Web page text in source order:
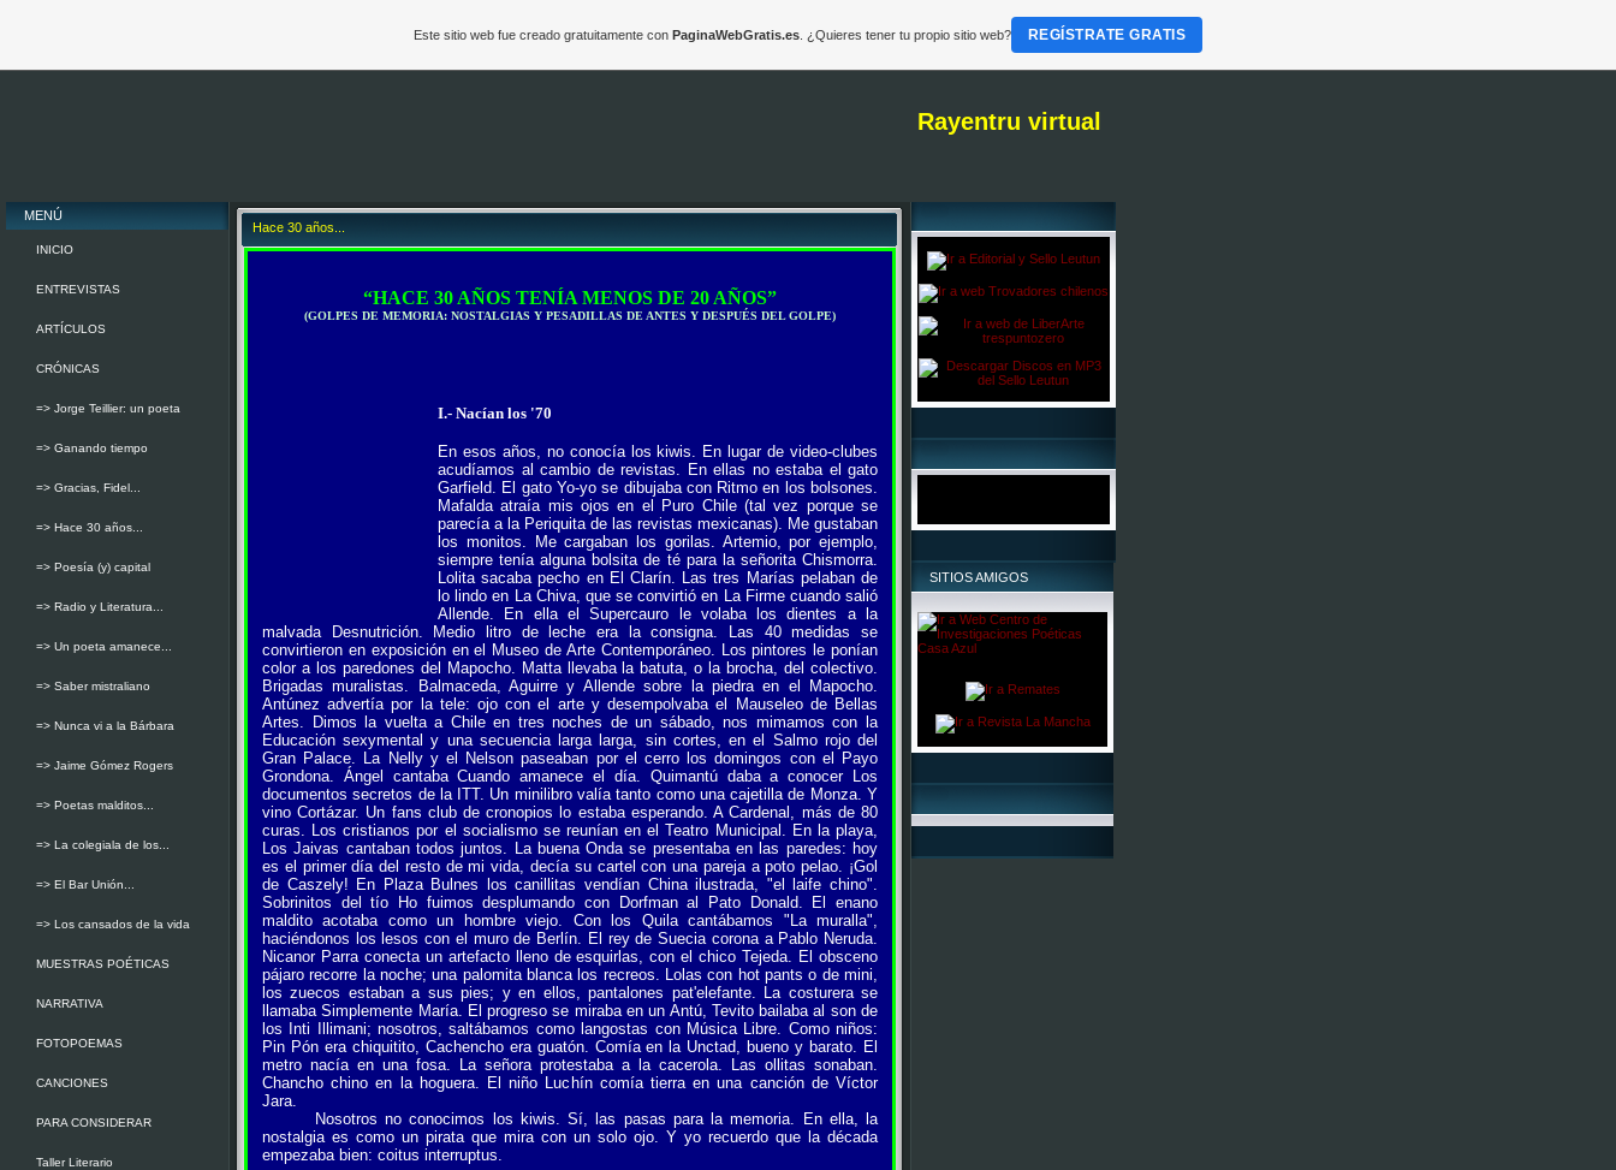
Rayentru virtual
MENÚ
INICIO
ENTREVISTAS
ARTÍCULOS
CRÓNICAS
=> Jorge Teillier: un poeta
=> Ganando tiempo
=> Gracias, Fidel...
=> Hace 30 años...
=> Poesía (y) capital
=> Radio y Literatura...
=> Un poeta amanece...
=> Saber mistraliano
=> Nunca vi a la Bárbara
=> Jaime Gómez Rogers
=> Poetas malditos...
=> La colegiala de los...
=> El Bar Unión...
=> Los cansados de la vida
MUESTRAS POÉTICAS
NARRATIVA
FOTOPOEMAS
CANCIONES
PARA CONSIDERAR
Taller Literario
Hace 30 años...
“HACE 30 AÑOS TENÍA MENOS DE 20 AÑOS”
(GOLPES DE MEMORIA: NOSTALGIAS Y PESADILLAS DE ANTES Y DESPUÉS DEL GOLPE)
I.- Nacían los '70
En esos años, no conocía los kiwis. En lugar de video-clubes
acudíamos al cambio de revistas. En ellas no estaba el gato
Garfield. El gato Yo-yo se dibujaba con Ritmo en los bolsones.
Mafalda atraía mis ojos en el Puro Chile (tal vez porque se
parecía a la Periquita de las revistas mexicanas). Me gustaban
los monitos. Me cargaban los gorilas. Artemio, por ejemplo,
siempre tenía alguna bolsita de té para la señorita Chismorra.
Lolita sacaba pecho en El Clarín. Las tres Marías pelaban de
lo lindo en La Chiva, que se convirtió en La Firme cuando salió
Allende. En ella el Supercauro le volaba los dientes a la
malvada Desnutrición. Medio litro de leche era la consigna. Las 40 medidas se
convirtieron en exposición en el Museo de Arte Contemporáneo. Los pintores le ponían
color a los paredones del Mapocho. Matta llevaba la batuta, o la brocha, del colectivo.
Brigadas muralistas. Balmaceda, Aguirre y Allende sobre la piedra en el Mapocho.
Antúnez advertía por la tele: ojo con el arte y desempolvaba el Mauseleo de Bellas
Artes. Dimos la vuelta a Chile en tres noches de un sábado, nos mimamos con la
Educación sexymental y una secuencia larga larga, sin cortes, en el Salmo rojo del
Gran Palace. La Nelly y el Nelson paseaban por el cerro los domingos con el Payo
Grondona. Ángel cantaba Cuando amanece el día. Quimantú daba a conocer Los
documentos secretos de la ITT. Un minilibro valía tanto como una cajetilla de Monza. Y
vino Cortázar. Un fans club de cronopios lo estaba esperando. A Cardenal, más de 80
curas. Los cristianos por el socialismo se reunían en el Teatro Municipal. En la playa,
Los Jaivas cantaban todos juntos. La buena Onda se presentaba en las paredes: hoy
es el primer día del resto de mi vida, decía su cartel con una pareja a poto pelao. ¡Gol
de Caszely! En Plaza Bulnes los canillitas vendían China ilustrada, "el laife chino".
Sobrinitos del tío Ho fuimos desplumando con Dorfman al Pato Donald. El enano
maldito acotaba como un hombre viejo. Con los Quila cantábamos "La muralla",
haciéndonos los lesos con el muro de Berlín. El rey de Suecia corona a Pablo Neruda.
Nicanor Parra conecta un artefacto lleno de esquirlas, con el chico Tejeda. El obsceno
pájaro recorre la noche; una palomita blanca los recreos. Lolas con hot pants o de mini,
los zuecos estaban a sus pies; y en ellos, pantalones pat'elefante. La costurera se
llamaba Simplemente María. El progreso se miraba en un Antú, Tevito bailaba al son de
los Inti Illimani; nosotros, saltábamos como langostas con Música Libre. Como niños:
Pin Pón era chiquitito, Cachencho era guatón. Comía en la Unctad, bueno y barato. El
metro nacía en una fosa. La señora protestaba a la cacerola. Las ollitas sonaban.
Chancho chino en la hoguera. El niño Luchín comía tierra en una canción de Víctor
Jara.
Nosotros no conocimos los kiwis. Sí, las pasas para la memoria. En ella, la
nostalgia es como un pirata que mira con un solo ojo. Y yo recuerdo que la década
empezaba bien: coitus interruptus.
SITIOS AMIGOS
Este sitio web fue creado gratuitamente con PaginaWebGratis.es. ¿Quieres tener tu propio sitio web? REGÍSTRATE GRATIS